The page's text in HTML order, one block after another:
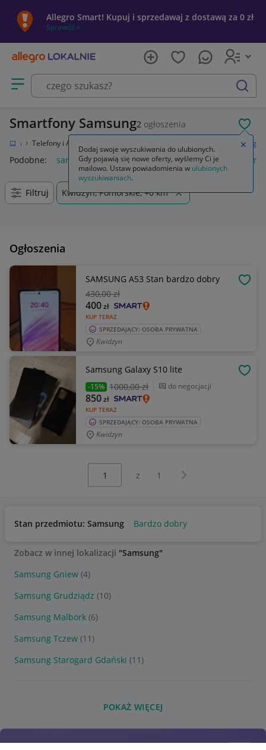
Allegro Smart! Kupuj i sprzedawaj z dostawą za 0 zł
Sprawdź »
Otwórz menu z kategoriami
szukaj
Smartfony Samsung2 ogłoszenia
Telefony i Akcesoria Samsung
Podobne: samsung s25 samsung s26 samsung s24
Filtruj Kwidzyn, Pomorskie, +0 km
Ogłoszenia
SAMSUNG A53 Stan bardzo dobry
430,00 zł
KUP TERAZ
400zł
SPRZEDAJĄCY: OSOBA PRYWATNA
Kwidzyn
Samsung Galaxy S10 lite
-15% 1000,00 zł do negocjacji
KUP TERAZ
850zł
SPRZEDAJĄCY: OSOBA PRYWATNA
Kwidzyn
z 1 Następna strona
Stan przedmiotu: Samsung Bardzo dobry
Zobacz w innej lokalizacji "Samsung"
Samsung Gniew (4)
Samsung Grudziądz (10)
Samsung Malbork (6)
Samsung Tczew (11)
Samsung Starogard Gdański (11)
POKAŻ WIĘCEJ
Dodaj swoje wyszukiwania do ulubionych.
Gdy pojawią się nowe oferty, wyślemy Ci je
mailowo. Ustaw powiadomienia w ulubionych
wyszukiwaniach.